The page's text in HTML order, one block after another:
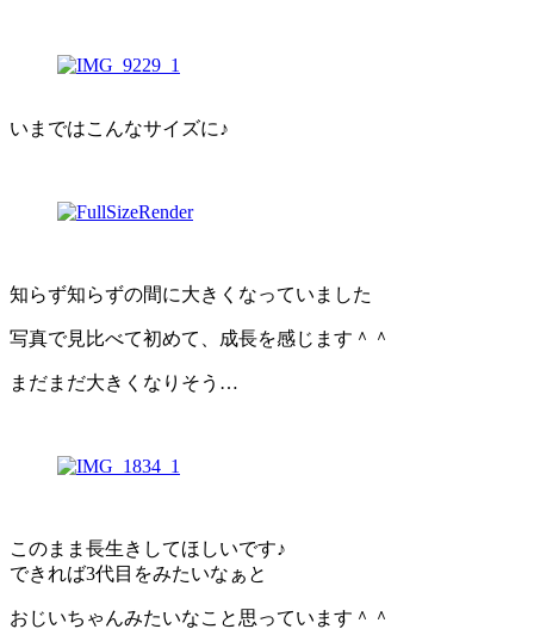
いまではこんなサイズに♪
知らず知らずの間に大きくなっていました
写真で見比べて初めて、成長を感じます＾＾
まだまだ大きくなりそう…
このまま長生きしてほしいです♪
できれば3代目をみたいなぁと
おじいちゃんみたいなこと思っています＾＾